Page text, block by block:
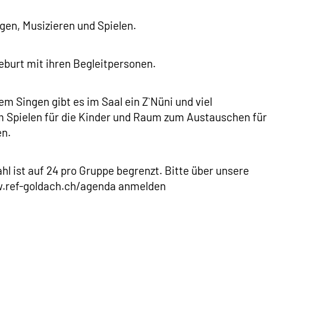
Musizieren und Spielen.
mit ihren Begleitpersonen.
Singen gibt es im Saal ein Z`Nüni und viel
Spielen für die Kinder und Raum zum Austauschen für
ist auf 24 pro Gruppe begrenzt. Bitte über unsere
goldach.ch/agenda anmelden